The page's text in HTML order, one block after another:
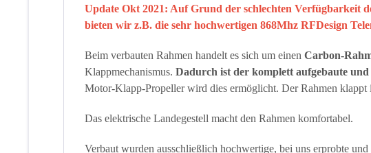
Update Okt 2021: Auf Grund der schlechten Verfügbarkeit
bieten wir z.B. die sehr hochwertigen 868Mhz RFDesign
Beim verbauten Rahmen handelt es sich um einen Carbon-
Klappmechanismus. Dadurch ist der komplett aufgebaute
Motor-Klapp-Propeller wird dies ermöglicht. Der Rahmen
Das elektrische Landegestell macht den Rahmen komfortabel.
Verbaut wurden ausschließlich hochwertige, bei uns erprobte